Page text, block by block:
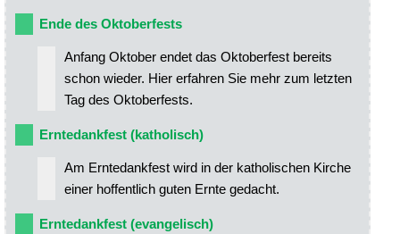
Ende des Oktoberfests
Anfang Oktober endet das Oktoberfest bereits
schon wieder. Hier erfahren Sie mehr zum letzten
Tag des Oktoberfests.
Erntedankfest (katholisch)
Am Erntedankfest wird in der katholischen Kirche
einer hoffentlich guten Ernte gedacht.
Erntedankfest (evangelisch)